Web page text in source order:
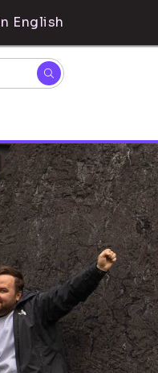
English